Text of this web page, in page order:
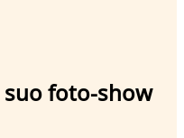
suo foto-show